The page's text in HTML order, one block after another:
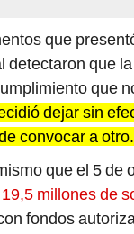
que
detectaron que
que
dejar sin
convocar a otro.
que el 5 de
millones de
fondos